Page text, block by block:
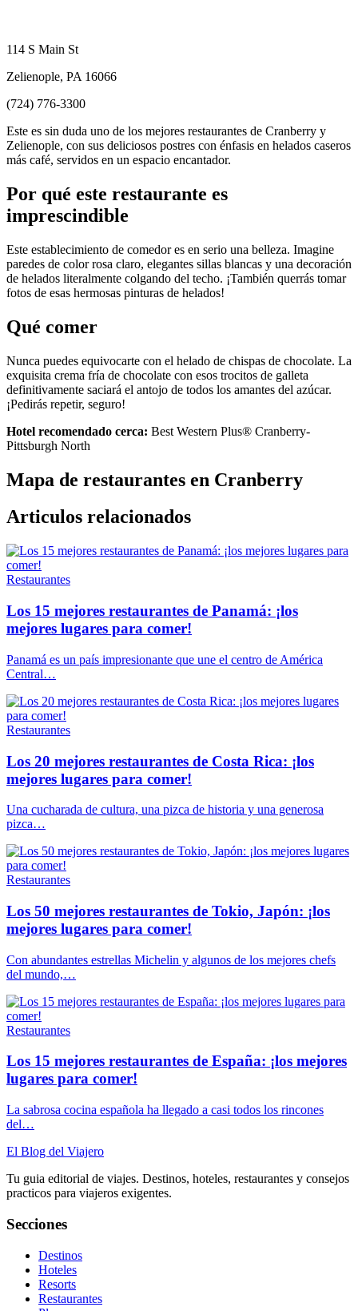
114 S Main St
Zelienople, PA 16066
(724) 776-3300
Este es sin duda uno de los mejores restaurantes de Cranberry y
Zelienople, con sus deliciosos postres con énfasis en helados caseros
más café, servidos en un espacio encantador.
Por qué este restaurante es
imprescindible
Este establecimiento de comedor es en serio una belleza. Imagine
paredes de color rosa claro, elegantes sillas blancas y una decoración
de helados literalmente colgando del techo. ¡También querrás tomar
fotos de esas hermosas pinturas de helados!
Qué comer
Nunca puedes equivocarte con el helado de chispas de chocolate. La
exquisita crema fría de chocolate con esos trocitos de galleta
definitivamente saciará el antojo de todos los amantes del azúcar.
¡Pedirás repetir, seguro!
Hotel recomendado cerca: Best Western Plus® Cranberry-
Pittsburgh North
Mapa de restaurantes en Cranberry
Articulos relacionados
Restaurantes
Los 15 mejores restaurantes de Panamá: ¡los
mejores lugares para comer!
Panamá es un país impresionante que une el centro de América
Central…
Restaurantes
Los 20 mejores restaurantes de Costa Rica: ¡los
mejores lugares para comer!
Una cucharada de cultura, una pizca de historia y una generosa
pizca…
Restaurantes
Los 50 mejores restaurantes de Tokio, Japón: ¡los
mejores lugares para comer!
Con abundantes estrellas Michelin y algunos de los mejores chefs
del mundo,…
Restaurantes
Los 15 mejores restaurantes de España: ¡los mejores
lugares para comer!
La sabrosa cocina española ha llegado a casi todos los rincones
del…
El Blog del Viajero
Tu guia editorial de viajes. Destinos, hoteles, restaurantes y consejos
practicos para viajeros exigentes.
Secciones
Destinos
Hoteles
Resorts
Restaurantes